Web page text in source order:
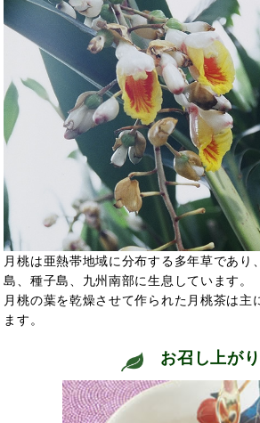
月桃は亜熱帯地域に分布する多年草であり
島、種子島、九州南部に生息しています。
月桃の葉を乾燥させて作られた月桃茶は主
ます。
お召し上が